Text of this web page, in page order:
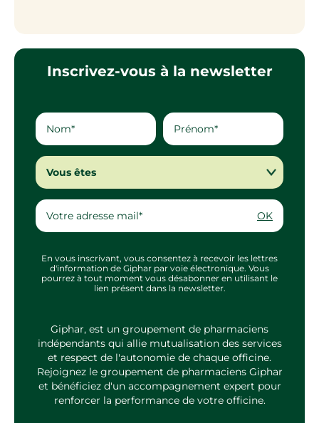
Inscrivez-vous à la newsletter
Vous êtes
OK
En vous inscrivant, vous consentez à recevoir les lettres
d'information de Giphar par voie électronique. Vous
pourrez à tout moment vous désabonner en utilisant le
lien présent dans la newsletter.
Giphar, est un groupement de pharmaciens
indépendants qui allie mutualisation des services
et respect de l'autonomie de chaque officine.
Rejoignez le groupement de pharmaciens Giphar
et bénéficiez d'un accompagnement expert pour
renforcer la performance de votre officine.